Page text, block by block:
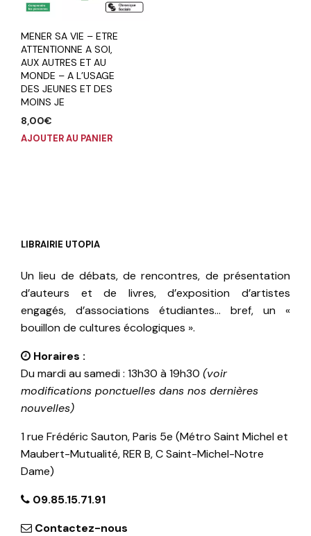
MENER SA VIE – ETRE
ATTENTIONNE A SOI,
AUX AUTRES ET AU
MONDE – A L’USAGE
DES JEUNES ET DES
MOINS JE
8,00€
AJOUTER AU PANIER
LIBRAIRIE UTOPIA
Un lieu de débats, de rencontres, de présentation
d’auteurs et de livres, d’exposition d’artistes
engagés, d’associations étudiantes… bref, un «
bouillon de cultures écologiques ».
Horaires :
Du mardi au samedi : 13h30 à 19h30 (voir
modifications ponctuelles dans nos dernières
nouvelles)
1 rue Frédéric Sauton, Paris 5e (Métro Saint Michel et
Maubert-Mutualité, RER B, C Saint-Michel-Notre
Dame)
09.85.15.71.91
Contactez-nous